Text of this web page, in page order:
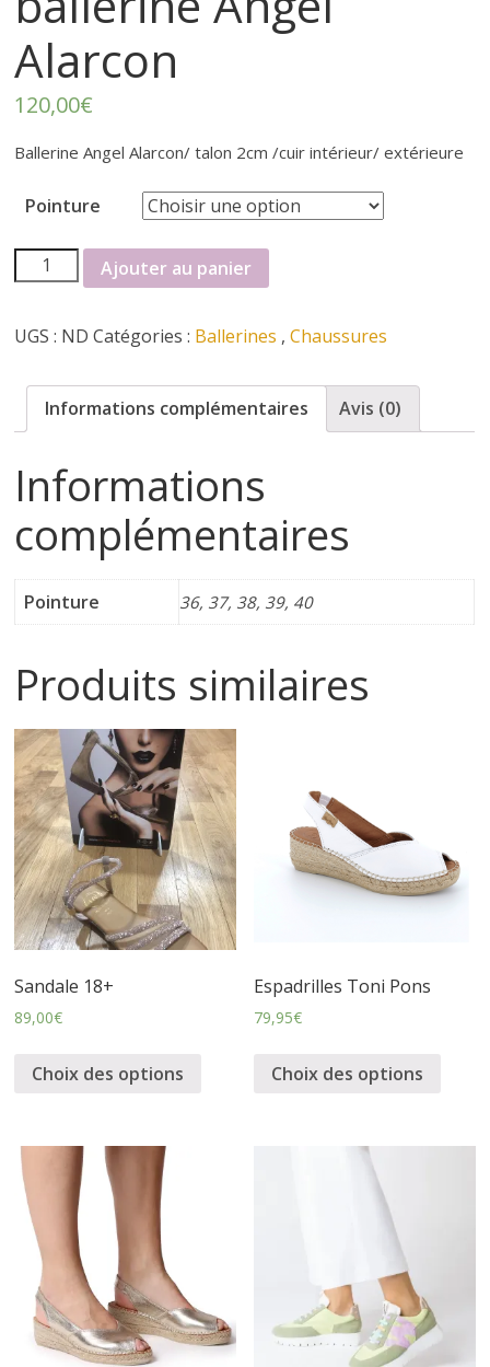
t
e
r
f
m
i
n
i
n
e
t
c
h
a
u
s
s
u
r
e
s
Alarcon
120,00€
Ballerine Angel Alarcon/ talon 2cm /cuir intérieur/ extérieure
Pointure
quantité
de
Angel
Ajouter au panier
UGS : ND Catégories : Ballerines ,Chaussures
Informations complémentaires Avis (0)
Informations
complémentaires
Pointure 36, 37, 38, 39, 40
Produits similaires
Sandale 18+
89,00€
Choix des options
Espadrilles Toni Pons
79,95€
Choix des options